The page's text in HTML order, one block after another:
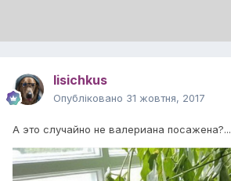
lisichkus
Опубліковано 31 жовтня, 2017
А это случайно не валериана посажена?...